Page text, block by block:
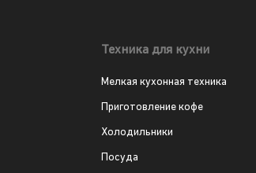
Техника для кухни
Мелкая кухонная техника
Приготовление кофе
Холодильники
Посуда